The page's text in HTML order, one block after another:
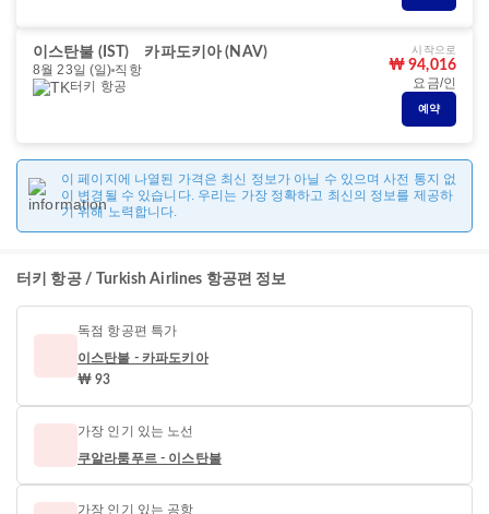
이스탄불 (IST)
카파도키아 (NAV)
8월 23일 (일) 직항
터키 항공
시작으로
₩ 94,016
요금/인
예약
이 페이지에 나열된 가격은 최신 정보가 아닐 수 있으며 사전 통지 없
이 변경될 수 있습니다. 우리는 가장 정확하고 최신의 정보를 제공하
기 위해 노력합니다.
터키 항공 / Turkish Airlines 항공편 정보
독점 항공편 특가
이스탄불 - 카파도키아
₩ 93
가장 인기 있는 노선
쿠알라룸푸르 - 이스탄불
가장 인기 있는 공항